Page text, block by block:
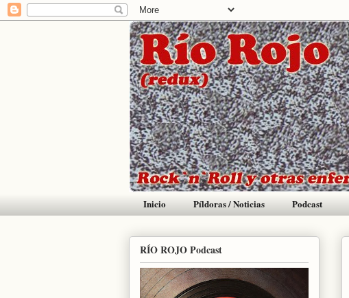
Inicio Píldoras / Noticias Podcast
RÍO ROJO Podcast